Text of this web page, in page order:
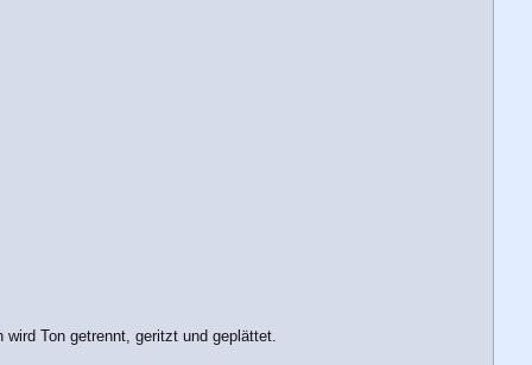
Ton getrennt, geritzt und geplättet.